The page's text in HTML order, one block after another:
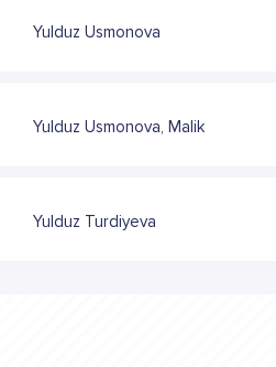
Yulduz Usmonova
Yulduz Usmonova, Malik
Yulduz Turdiyeva